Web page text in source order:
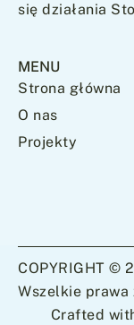
się działania
MENU
Strona główna
O nas
Projekty
COPYRIGHT ©
Wszelkie prawa
Crafted